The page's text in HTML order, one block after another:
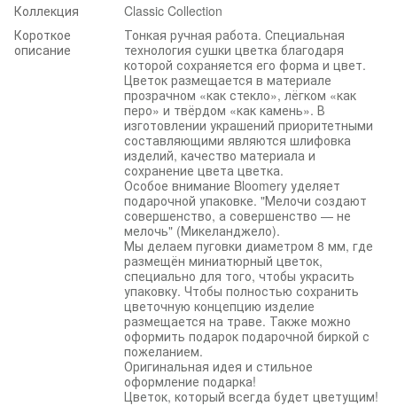
Коллекция
Classic Collection
Короткое
описание
Тонкая ручная работа. Специальная
технология сушки цветка благодаря
которой сохраняется его форма и цвет.
Цветок размещается в материале
прозрачном «как стекло», лёгком «как
перо» и твёрдом «как камень». В
изготовлении украшений приоритетными
составляющими являются шлифовка
изделий, качество материала и
сохранение цвета цветка.
Особое внимание Bloomery уделяет
подарочной упаковке. "Мелочи создают
совершенство, а совершенство — не
мелочь" (Микеланджело).
Мы делаем пуговки диаметром 8 мм, где
размещён миниатюрный цветок,
специально для того, чтобы украсить
упаковку. Чтобы полностью сохранить
цветочную концепцию изделие
размещается на траве. Также можно
оформить подарок подарочной биркой с
пожеланием.
Оригинальная идея и стильное
оформление подарка!
Цветок, который всегда будет цветущим!